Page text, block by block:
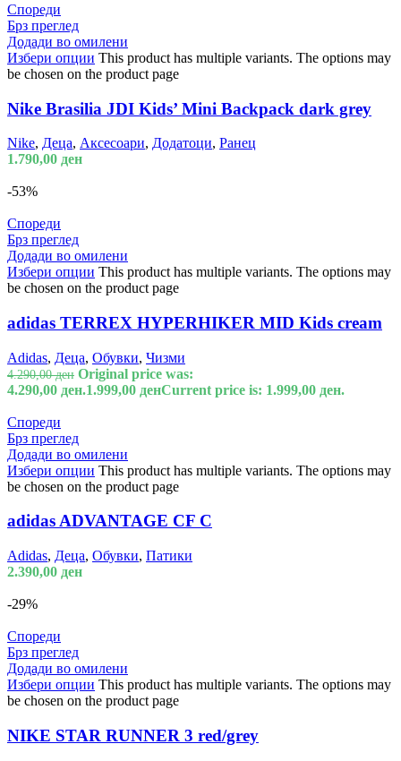
Спореди
Брз преглед
Додади во омилени
Избери опции This product has multiple variants. The options may
be chosen on the product page
Nike Brasilia JDI Kids’ Mini Backpack dark grey
Nike, Деца, Аксесоари, Додатоци, Ранец
1.790,00 ден
-53%
Спореди
Брз преглед
Додади во омилени
Избери опции This product has multiple variants. The options may
be chosen on the product page
adidas TERREX HYPERHIKER MID Kids cream
Adidas, Деца, Обувки, Чизми
4.290,00ден Original price was:
4.290,00 ден.1.999,00 денCurrent price is: 1.999,00 ден.
Спореди
Брз преглед
Додади во омилени
Избери опции This product has multiple variants. The options may
be chosen on the product page
adidas ADVANTAGE CF C
Adidas, Деца, Обувки, Патики
2.390,00 ден
-29%
Спореди
Брз преглед
Додади во омилени
Избери опции This product has multiple variants. The options may
be chosen on the product page
NIKE STAR RUNNER 3 red/grey